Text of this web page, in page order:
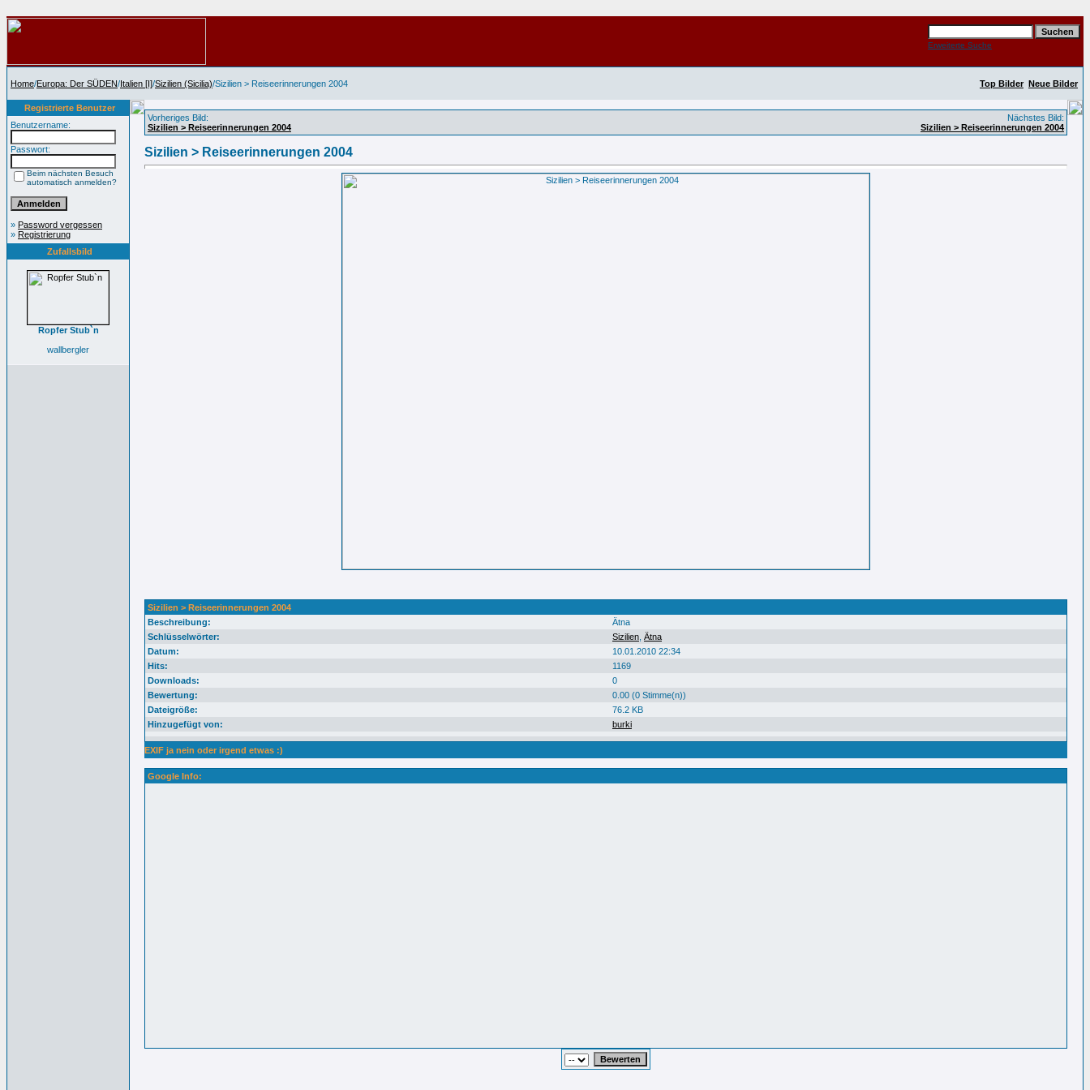
Erweiterte Suche
Home/Europa: Der SÜDEN/Italien [I]/Sizilien (Sicilia)/Sizilien > Reiseerinnerungen 2004 Top Bilder Neue Bilder
Registrierte Benutzer
Benutzername:
Passwort:
Beim nächsten Besuch
automatisch anmelden?
» Password vergessen
» Registrierung
Zufallsbild
Ropfer Stub`n
wallbergler
Vorheriges Bild:
Sizilien > Reiseerinnerungen 2004
Nächstes Bild:
Sizilien > Reiseerinnerungen 2004
Sizilien > Reiseerinnerungen 2004
Sizilien > Reiseerinnerungen 2004
Beschreibung:
Ätna
Schlüsselwörter:
Sizilien Ätna
Datum:
10.01.2010 22:34
Hits:
1169
Downloads:
0
Bewertung:
0.00 (0 Stimme(n))
Dateigröße:
76.2 KB
Hinzugefügt von:
burki
EXIF ja nein oder irgend etwas :)
Google Info: